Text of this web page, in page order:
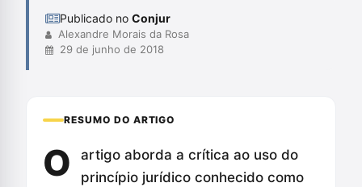
Publicado no Conjur
Alexandre Morais da Rosa
29 de junho de 2018
RESUMO DO ARTIGO
O
artigo aborda a crítica ao uso do
princípio jurídico conhecido como